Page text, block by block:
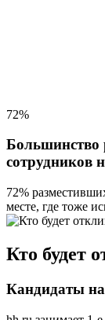
72%
Большинство
сотрудников
72%
месте, где тоже
Кто будет
Кандидаты